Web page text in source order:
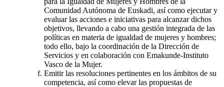
Comunidad Autónoma de Euskadi, así como ejecutar y
evaluar las acciones e iniciativas para alcanzar dichos
objetivos, llevando a cabo una gestión integrada de las
políticas en materia de igualdad de mujeres y hombres;
todo ello, bajo la coordinación de la Dirección de
Servicios y en colaboración con Emakunde-Instituto
Vasco de la Mujer.
Emitir las resoluciones pertinentes en los ámbitos de su
competencia, así como elevar las propuestas de